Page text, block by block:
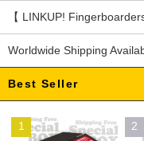
【 LINKUP!
Worldwide Shipping
Best Seller
1 2